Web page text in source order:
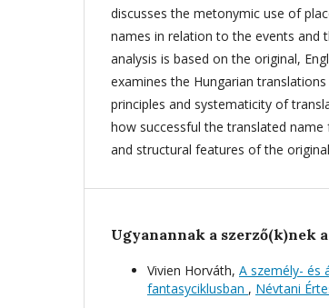
discusses the metonymic use of
names in relation to the events and
analysis is based on the original,
examines the Hungarian
principles and systematicity of
how successful the translated
and structural features of the
Ugyanannak a szerző(k)nek
Vivien Horváth, A személy- és
fantasyciklusban , Névtani